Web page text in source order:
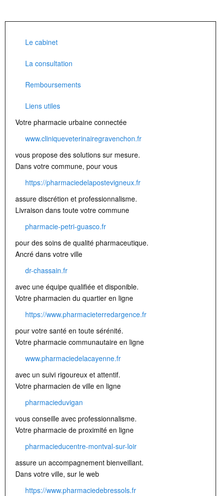
Le cabinet
La consultation
Remboursements
Liens utiles
Votre pharmacie urbaine connectée
www.cliniqueveterinairegravenchon.fr
vous propose des solutions sur mesure.
Dans votre commune, pour vous
https://pharmaciedelapostevigneux.fr
assure discrétion et professionnalisme.
Livraison dans toute votre commune
pharmacie-petri-guasco.fr
pour des soins de qualité pharmaceutique.
Ancré dans votre ville
dr-chassain.fr
avec une équipe qualifiée et disponible.
Votre pharmacien du quartier en ligne
https://www.pharmacieterredargence.fr
pour votre santé en toute sérénité.
Votre pharmacie communautaire en ligne
www.pharmaciedelacayenne.fr
avec un suivi rigoureux et attentif.
Votre pharmacien de ville en ligne
pharmacieduvigan
vous conseille avec professionnalisme.
Votre pharmacie de proximité en ligne
pharmacieducentre-montval-sur-loir
assure un accompagnement bienveillant.
Dans votre ville, sur le web
https://www.pharmaciedebressols.fr